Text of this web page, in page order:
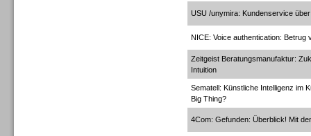
USU /unymira: Kundenservice
NICE: Voice authentication: Betrug
Zeitgeist Beratungsmanufaktur:
Intuition
Sematell: Künstliche Intelligenz im
Big Thing?
4Com: Gefunden: Überblick! Mit